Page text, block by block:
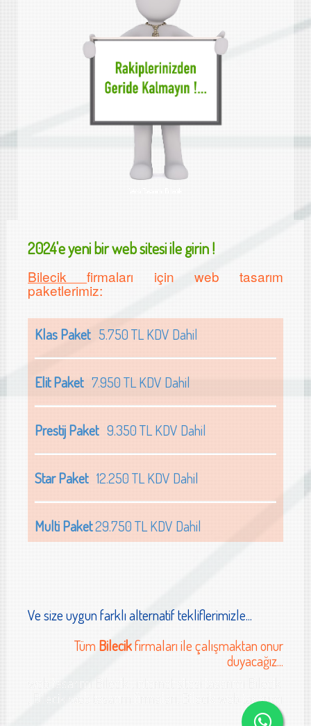
Web Tasarımı Bilecik
2024'e yeni bir web sitesi ile girin !
Bilecikfirmaları için web tasarım
paketlerimiz:
Klas Paket5.750 TL KDV Dahil
Elit Paket7.950 TL KDV Dahil
Prestij Paket9.350 TL KDV Dahil
Star Paket12.250 TL KDV Dahil
Multi Paket29.750 TL KDV Dahil
Ve size uygun farklı alternatif tekliflerimizle...
TümBilecikfirmaları ile çalışmaktan onur
duyacağız...
web tasarımı Bilecik , internet sitesi tasarımı Bilecik
, Bilecik web tasarım firmaları, Bilecik web tasarımı